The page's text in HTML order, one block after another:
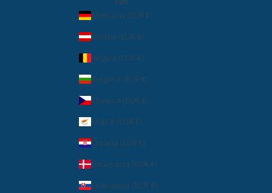
Alemania (EUR €)
Austria (EUR €)
Bélgica (EUR €)
Bulgaria (EUR €)
Chequia (EUR €)
Chipre (EUR €)
Croacia (EUR €)
Dinamarca (EUR €)
Eslovaquia (EUR €)